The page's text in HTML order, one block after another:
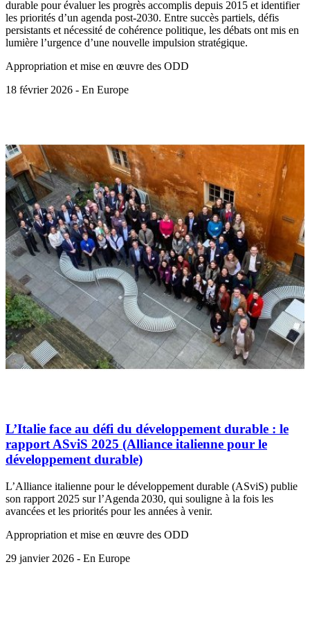
durable pour évaluer les progrès accomplis depuis 2015 et identifier
les priorités d’un agenda post-2030. Entre succès partiels, défis
persistants et nécessité de cohérence politique, les débats ont mis en
lumière l’urgence d’une nouvelle impulsion stratégique.
Appropriation et mise en œuvre des ODD
18 février 2026 - En Europe
L’Italie face au défi du développement durable : le
rapport ASviS 2025 (Alliance italienne pour le
développement durable)
L’Alliance italienne pour le développement durable (ASviS) publie
son rapport 2025 sur l’Agenda 2030, qui souligne à la fois les
avancées et les priorités pour les années à venir.
Appropriation et mise en œuvre des ODD
29 janvier 2026 - En Europe